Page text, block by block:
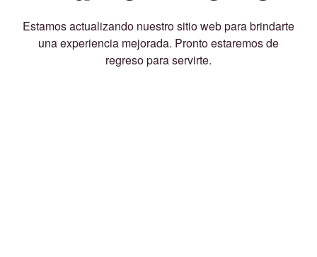
Estamos actualizando nuestro sitio web para brindarte
una experiencia mejorada. Pronto estaremos de
regreso para servirte.